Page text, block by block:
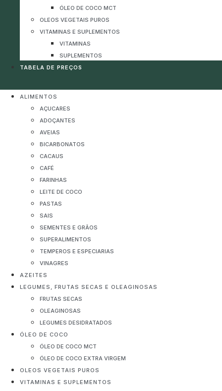
ÓLEO DE COCO MCT
OLEOS VEGETAIS PUROS
VITAMINAS E SUPLEMENTOS
VITAMINAS
SUPLEMENTOS
TABELA DE PREÇOS
ALIMENTOS
AÇUCARES
ADOÇANTES
AVEIAS
BICARBONATOS
CACAUS
CAFÉ
FARINHAS
LEITE DE COCO
PASTAS
SAIS
SEMENTES E GRÃOS
SUPERALIMENTOS
TEMPEROS E ESPECIARIAS
VINAGRES
AZEITES
LEGUMES, FRUTAS SECAS E OLEAGINOSAS
FRUTAS SECAS
OLEAGINOSAS
LEGUMES DESIDRATADOS
ÓLEO DE COCO
ÓLEO DE COCO MCT
ÓLEO DE COCO EXTRA VIRGEM
OLEOS VEGETAIS PUROS
VITAMINAS E SUPLEMENTOS